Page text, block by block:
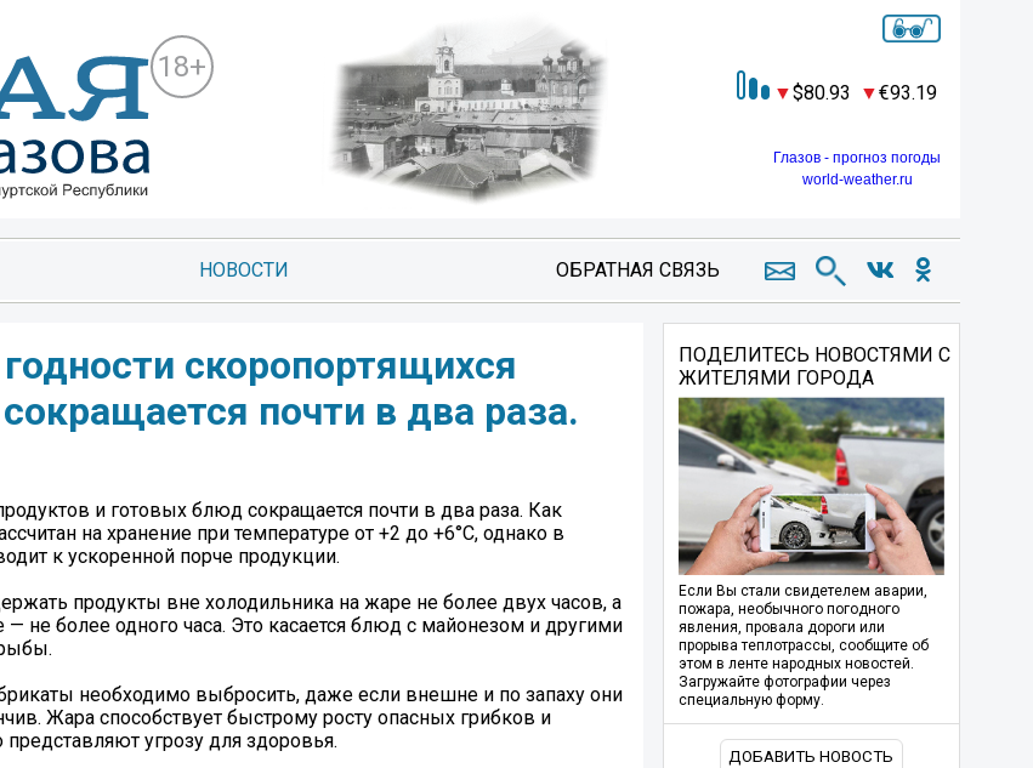
18+
80.93 93.19
Глазов - прогноз погоды
world-weather.ru
НОВОСТИ ОБРАТНАЯ СВЯЗЬ
скоропортящихся
почти в два раза.
и готовых блюд сокращается почти в два раза. Как
на хранение при температуре от +2 до +6°C, однако в
к ускоренной порче продукции.
продукты вне холодильника на жаре не более двух часов, а
не более одного часа. Это касается блюд с майонезом и другими
необходимо выбросить, даже если внешне и по запаху они
Жара способствует быстрому росту опасных грибков и
угрозу для здоровья.
ПОДЕЛИТЕСЬ НОВОСТЯМИ С
ЖИТЕЛЯМИ ГОРОДА
Если Вы стали свидетелем аварии,
пожара, необычного погодного
явления, провала дороги или
прорыва теплотрассы, сообщите об
этом в ленте народных новостей.
Загружайте фотографии через
специальную форму.
ДОБАВИТЬ НОВОСТЬ